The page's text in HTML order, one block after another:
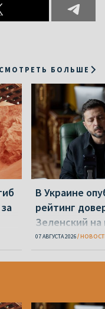
БОЛЬШЕ
В Украине
рейтинг
Зеленский
07 АВГУСТА 2026